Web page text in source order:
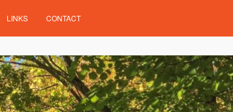
LINKS CONTACT